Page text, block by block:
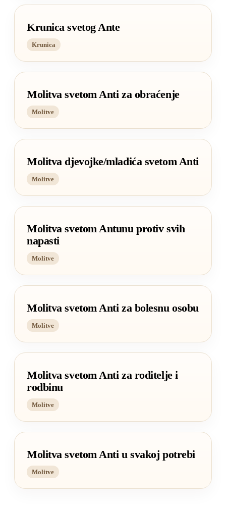
Krunica svetog Ante
Krunica
Molitva svetom Anti za obraćenje
Molitve
Molitva djevojke/mladića svetom Anti
Molitve
Molitva svetom Antunu protiv svih
napasti
Molitve
Molitva svetom Anti za bolesnu osobu
Molitve
Molitva svetom Anti za roditelje i
rodbinu
Molitve
Molitva svetom Anti u svakoj potrebi
Molitve